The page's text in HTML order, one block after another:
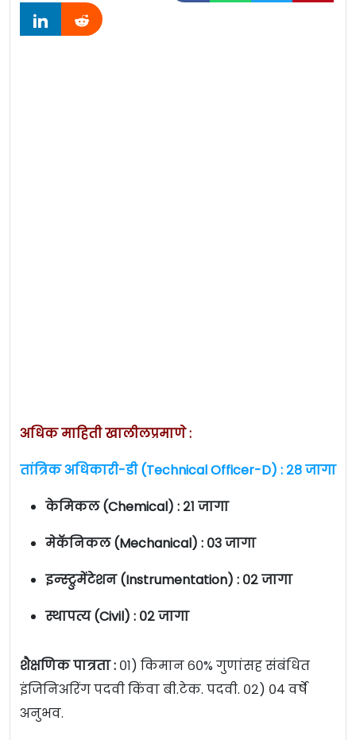
अधिक माहिती खालीलप्रमाणे :
तांत्रिक अधिकारी-डी (Technical Officer-D) : २८ जागा
केमिकल (Chemical) : २१ जागा
मेकॅनिकल (Mechanical) : ०३ जागा
इन्स्ट्रुमेंटेशन (Instrumentation) : ०२ जागा
स्थापत्य (Civil) : ०२ जागा
शैक्षणिक पात्रता : ०१) किमान ६०% गुणांसह संबंधित
इंजिनिअरिंग पदवी किंवा बी.टेक. पदवी. ०२) ०४ वर्षे
अनुभव.